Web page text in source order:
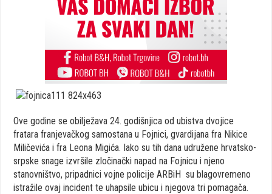
Ove godine se obilježava 24. godišnjica od ubistva dvojice
fratara franjevačkog samostana u Fojnici, gvardijana fra Nikice
Miličevića i fra Leona Migića. Iako su tih dana udružene hrvatsko-
srpske snage izvršile zločinački napad na Fojnicu i njeno
stanovništvo, pripadnici vojne policije ARBiH su blagovremeno
istražile ovaj incident te uhapsile ubicu i njegova tri pomagača.